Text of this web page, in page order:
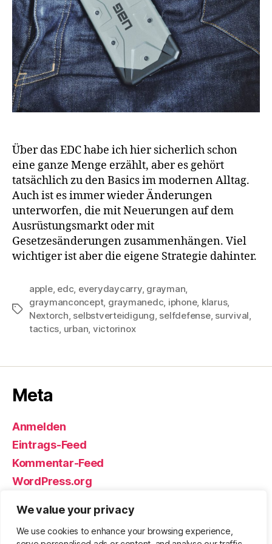
We value your privacy
We use cookies to enhance your browsing experience,
Über das EDC habe ich hier sicherlich schon
eine ganze Menge erzählt, aber es gehört
tatsächlich zu den Basics im modernen Alltag.
Auch ist es immer wieder Änderungen
unterworfen, die mit Neuerungen auf dem
Ausrüstungsmarkt oder mit
Gesetzesänderungen zusammenhängen. Viel
wichtiger ist aber die eigene Strategie dahinter.
Schlagwörter
apple, edc everydaycarry, grayman
graymanconcept, graymanedc iphone, klarus,
Nextorch selbstverteidigung selfdefense, survival
tactics urban victorinox
Meta
Anmelden
Eintrags-Feed
Kommentar-Feed
WordPress.org
© 2026Björn Eickhoff – Der Blog
Nach oben